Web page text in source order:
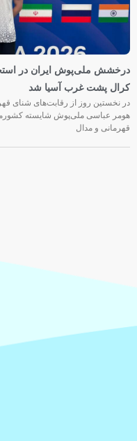
کرال پشت غرب آسیا شد
قهرمانی و مدال